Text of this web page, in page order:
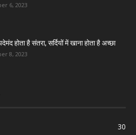
6, 2023
होता है संतरा, सर्दियों में खाना होता है अच्छा
8, 2023
30